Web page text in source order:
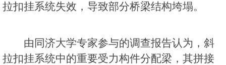
拉扣挂系统失效，导致部分桥梁结构垮塌。
由同济大学专家参与的调查报告认为，斜
拉扣挂系统中的重要受力构件分配梁，其拼接